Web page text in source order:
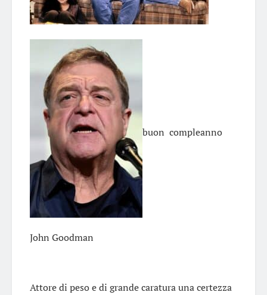
buon compleanno
John Goodman
Attore di peso e di grande caratura una certezza